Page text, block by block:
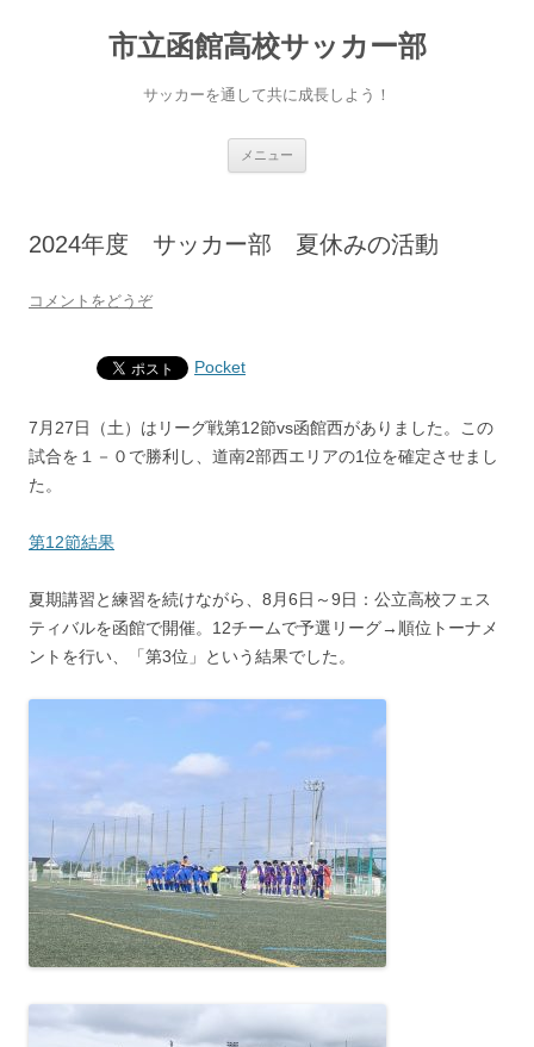
市立函館高校サッカー部
サッカーを通して共に成長しよう！
メニュー
へ
移
2024年度 サッカー部 夏休みの活動
コメントをどうぞ
Pocket
7月27日（土）はリーグ戦第12節vs函館西がありました。この
試合を１－０で勝利し、道南2部西エリアの1位を確定させまし
た。
第12節結果
夏期講習と練習を続けながら、8月6日～9日：公立高校フェス
ティバルを函館で開催。12チームで予選リーグ→順位トーナメ
ントを行い、「第3位」という結果でした。